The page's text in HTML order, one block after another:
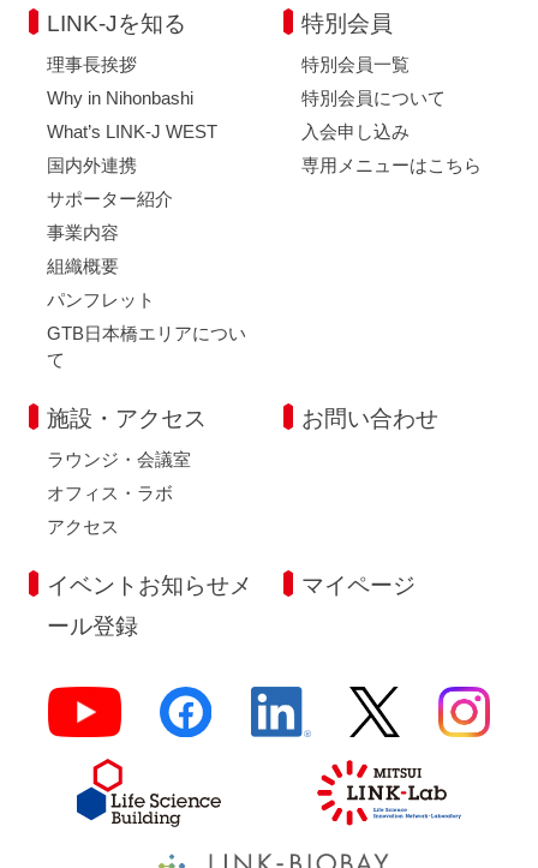
LINK-Jを知る
理事長挨拶
Why in Nihonbashi
What’s LINK-J WEST
国内外連携
サポーター紹介
事業内容
組織概要
パンフレット
GTB日本橋エリアについ
て
特別会員
特別会員一覧
特別会員について
入会申し込み
専用メニューはこちら
施設・アクセス
ラウンジ・会議室
オフィス・ラボ
アクセス
お問い合わせ
イベントお知らせメ
ール登録
マイページ